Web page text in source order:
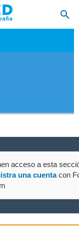
acceso a esta
una cuentacon